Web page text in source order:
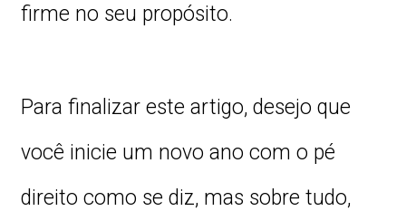
firme no seu propósito.
Para finalizar este artigo, desejo que
você inicie um novo ano com o pé
direito como se diz, mas sobre tudo,